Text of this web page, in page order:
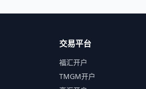
交易平台
福汇开户
TMGM开户